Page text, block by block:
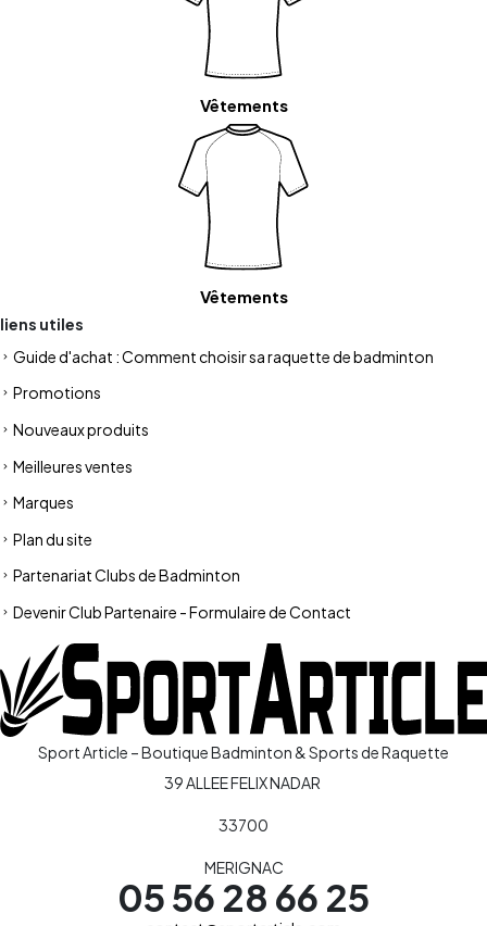
Vêtements
Vêtements
liens utiles
Guide d'achat : Comment choisir sa raquette de badminton
Promotions
Nouveaux produits
Meilleures ventes
Marques
Plan du site
Partenariat Clubs de Badminton
Devenir Club Partenaire - Formulaire de Contact
Sport Article – Boutique Badminton & Sports de Raquette
39 ALLEE FELIX NADAR
33700
MERIGNAC
05 56 28 66 25